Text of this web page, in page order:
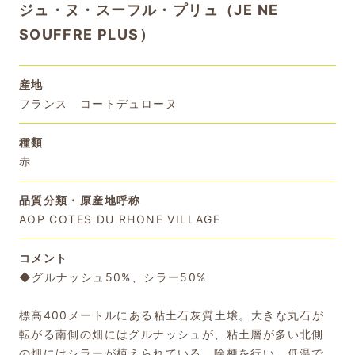
ジュ・ヌ・スーフル・プリュ（JE NE
SOUFFRE PLUS）
産地
フランス コートデュローヌ
種類
赤
品質分類・原産地呼称
AOP COTES DU RHONE VILLAGE
コメント
◆グルナッシュ50%、シラー50%
標高400メートルにある粘土石灰質土壌。大きな丸石が
転がる南側の畑にはグルナッシュが、粘土層が多い北側